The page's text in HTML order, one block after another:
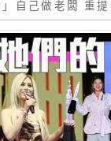
自己做老闆 重